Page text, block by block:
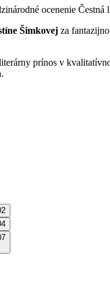
ocenenie
Šimkovej za
prínos v